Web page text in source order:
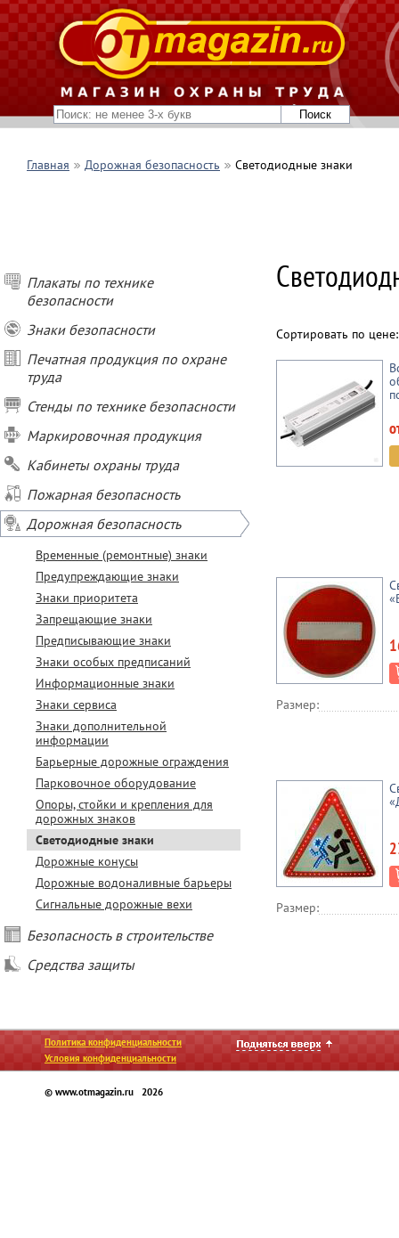
Главная Дорожная безопасность Светодиодные знаки
Плакаты по технике
безопасности
Знаки безопасности
Печатная продукция по охране
труда
Стенды по технике безопасности
Маркировочная продукция
Кабинеты охраны труда
Пожарная безопасность
Дорожная безопасность
Временные (ремонтные) знаки
Предупреждающие знаки
Знаки приоритета
Запрещающие знаки
Предписывающие знаки
Знаки особых предписаний
Информационные знаки
Знаки сервиса
Знаки дополнительной
информации
Барьерные дорожные ограждения
Парковочное оборудование
Опоры, стойки и крепления для
дорожных знаков
Светодиодные знаки
Дорожные конусы
Дорожные водоналивные барьеры
Сигнальные дорожные вехи
Безопасность в строительстве
Средства защиты
Сортировать по
Размер:
Размер:
Политика конфиденциальности
Условия конфиденциальности
© www.otmagazin.ru 2026